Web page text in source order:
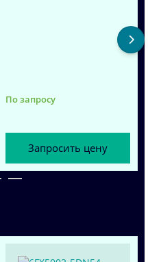
По запросу
Запросить цену